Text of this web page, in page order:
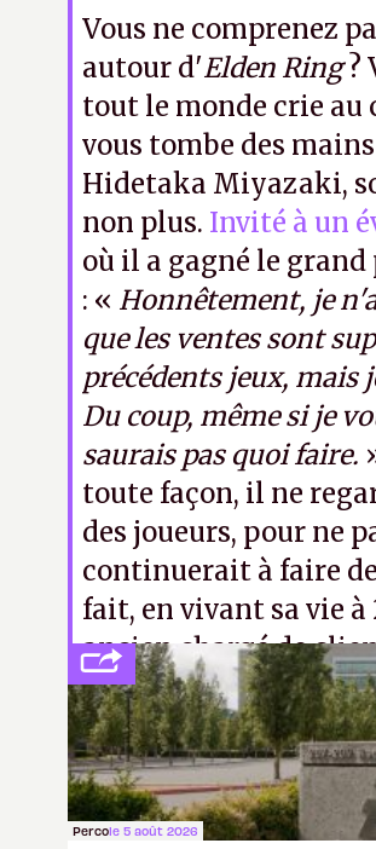
Vous ne comprenez
autour d'Elden Ring?
tout le monde crie au
vous tombe des
Hidetaka Miyazaki,
non plus. Invité à un
où il a gagné le
: « Honnêtement, je
que les ventes sont
précédents jeux, mais
Du coup, même si je
saurais pas quoi faire.
toute façon, il ne
des joueurs, pour ne
continuerait à faire
fait, en vivant sa vie
ancien chargé de
foufou).N.M.
Percole 5 août 2026